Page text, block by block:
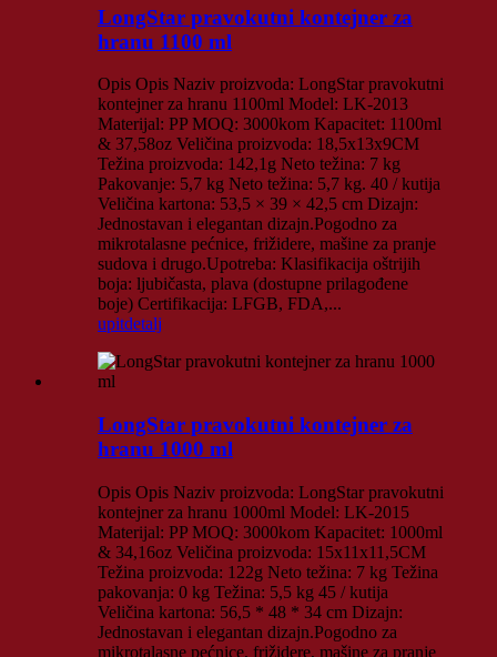
LongStar pravokutni kontejner za
hranu 1100 ml
Opis Opis Naziv proizvoda: LongStar pravokutni
kontejner za hranu 1100ml Model: LK-2013
Materijal: PP MOQ: 3000kom Kapacitet: 1100ml
& 37,58oz Veličina proizvoda: 18,5x13x9CM
Težina proizvoda: 142,1g Neto težina: 7 kg
Pakovanje: 5,7 kg Neto težina: 5,7 kg. 40 / kutija
Veličina kartona: 53,5 × 39 × 42,5 cm Dizajn:
Jednostavan i elegantan dizajn.Pogodno za
mikrotalasne pećnice, frižidere, mašine za pranje
sudova i drugo.Upotreba: Klasifikacija oštrijih
boja: ljubičasta, plava (dostupne prilagođene
boje) Certifikacija: LFGB, FDA,...
upitdetalj
LongStar pravokutni kontejner za
hranu 1000 ml
Opis Opis Naziv proizvoda: LongStar pravokutni
kontejner za hranu 1000ml Model: LK-2015
Materijal: PP MOQ: 3000kom Kapacitet: 1000ml
& 34,16oz Veličina proizvoda: 15x11x11,5CM
Težina proizvoda: 122g Neto težina: 7 kg Težina
pakovanja: 0 kg Težina: 5,5 kg 45 / kutija
Veličina kartona: 56,5 * 48 * 34 cm Dizajn:
Jednostavan i elegantan dizajn.Pogodno za
mikrotalasne pećnice, frižidere, mašine za pranje